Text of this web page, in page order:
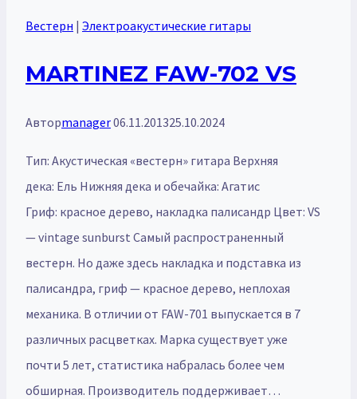
Вестерн | Электроакустические гитары
MARTINEZ FAW-702 VS
Авторmanager06.11.201325.10.2024
Тип: Акустическая «вестерн» гитара Верхняя
дека: Ель Нижняя дека и обечайка: Агатис
Гриф: красное дерево, накладка палисандр Цвет: VS
— vintage sunburst Самый распространенный
вестерн. Но даже здесь накладка и подставка из
палисандра, гриф — красное дерево, неплохая
механика. В отличии от FAW-701 выпускается в 7
различных расцветках. Марка существует уже
почти 5 лет, статистика набралась более чем
обширная. Производитель поддерживает…